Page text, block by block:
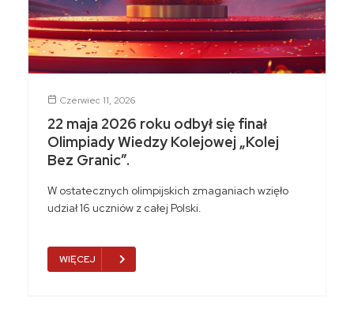
Czerwiec 11, 2026
22 maja 2026 roku odbył się finał
Olimpiady Wiedzy Kolejowej „Kolej
Bez Granic”.
W ostatecznych olimpijskich zmaganiach wzięło
udział 16 uczniów z całej Polski.
WIĘCEJ